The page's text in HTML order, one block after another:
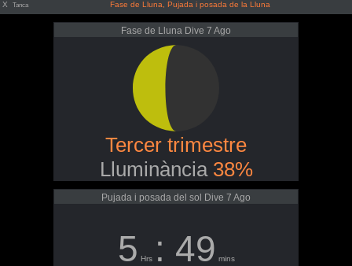
X Tanca Fase de Lluna, Pujada i posada de la Lluna
Fase de Lluna Dive 7 Ago
Tercer trimestre
Lluminància 38%
Pujada i posada del sol Dive 7 Ago
5 Hrs : 49 mins